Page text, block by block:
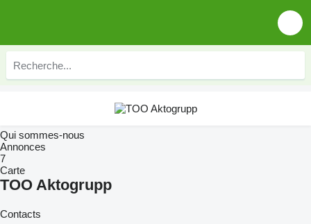
Qui sommes-nous
Annonces
7
Carte
TOO Aktogrupp
Contacts